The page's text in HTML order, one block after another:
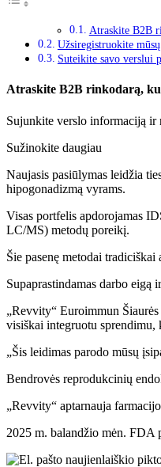
Atraskite B2B
Užsiregistruokite
Suteikite savo verslui
Atraskite B2B rinkodarą,
Sujunkite verslo informaciją ir
Sužinokite daugiau
Naujasis pasiūlymas leidžia
hipogonadizmą vyrams.
Visas portfelis apdorojamas
LC/MS) metodų poreikį.
Šie pasenę metodai
Supaprastindamas darbo
„Revvity“ Euroimmun
visiškai integruotu
„Šis leidimas parodo mūsų
Bendrovės reprodukcinių
„Revvity“ aptarnauja
2025 m. balandžio mėn. FDA